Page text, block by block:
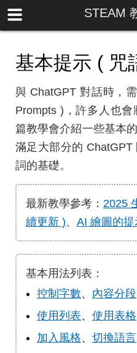
STEAM
基本提示 ( 咒
與 ChatGPT 對話時，
Prompts )，許多人也
篇教學會介紹一些基本
滿足大部分的
詞的基礎。
最新教學參考： 2025
續更新 )、 AI 繪圖的提
基本用法列表：
控制字數、 內容分段
使用列表、 使用表格
加入風格、 切換語言